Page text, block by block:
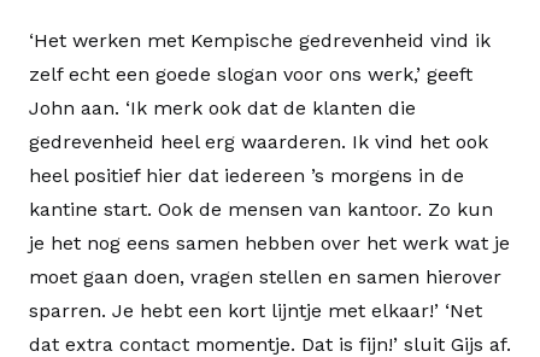
‘Het werken met Kempische gedrevenheid vind ik
zelf echt een goede slogan voor ons werk,’ geeft
John aan. ‘Ik merk ook dat de klanten die
gedrevenheid heel erg waarderen. Ik vind het ook
heel positief hier dat iedereen ’s morgens in de
kantine start. Ook de mensen van kantoor. Zo kun
je het nog eens samen hebben over het werk wat je
moet gaan doen, vragen stellen en samen hierover
sparren. Je hebt een kort lijntje met elkaar!’ ‘Net
dat extra contact momentje. Dat is fijn!’ sluit Gijs af.